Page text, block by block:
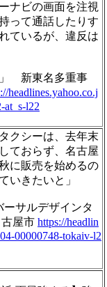
ナビの画面を注視
って通話したりす
ているが、違反は
新東名多重事
headlines.yahoo.co.j
at_s-l22
クシーは、去年末
ておらず、名古屋
に販売を始めるの
いきたいと」
サルデザインタ
屋市 https://headlin
00000748-tokaiv-l2